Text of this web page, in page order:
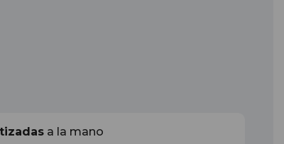
a la mano